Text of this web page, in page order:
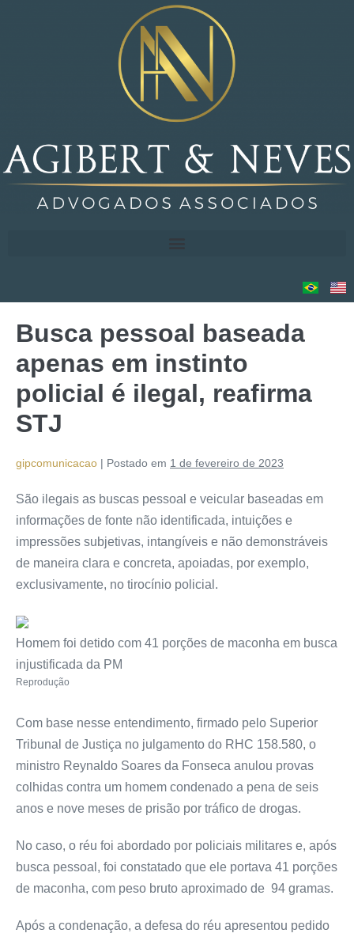
Busca pessoal baseada
apenas em instinto
policial é ilegal, reafirma
STJ
gipcomunicacao | Postado em 1 de fevereiro de 2023
São ilegais as buscas pessoal e veicular baseadas em
informações de fonte não identificada, intuições e
impressões subjetivas, intangíveis e não demonstráveis
de maneira clara e concreta, apoiadas, por exemplo,
exclusivamente, no tirocínio policial.
Homem foi detido com 41 porções de maconha em busca
injustificada da PM
Reprodução
Com base nesse entendimento, firmado pelo Superior
Tribunal de Justiça no julgamento do RHC 158.580, o
ministro Reynaldo Soares da Fonseca anulou provas
colhidas contra um homem condenado a pena de seis
anos e nove meses de prisão por tráfico de drogas.
No caso, o réu foi abordado por policiais militares e, após
busca pessoal, foi constatado que ele portava 41 porções
de maconha, com peso bruto aproximado de 94 gramas.
Após a condenação, a defesa do réu apresentou pedido